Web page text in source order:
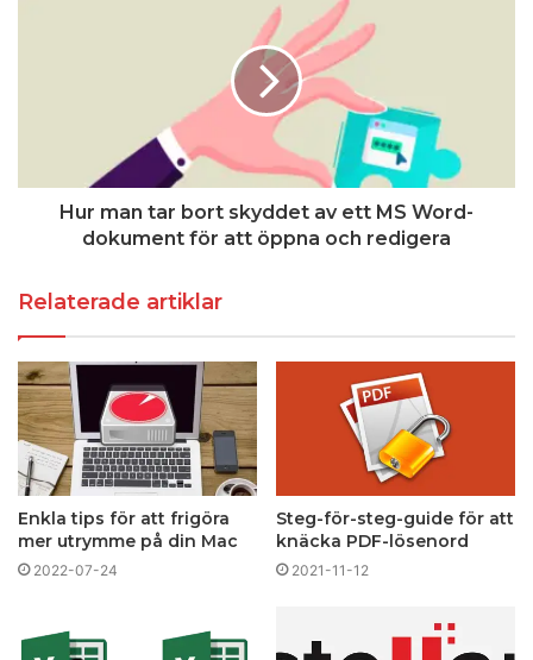
Hur man tar bort skyddet av ett MS Word-
dokument för att öppna och redigera
Relaterade artiklar
Enkla tips för att frigöra
mer utrymme på din Mac
2022-07-24
Steg-för-steg-guide för att
knäcka PDF-lösenord
2021-11-12